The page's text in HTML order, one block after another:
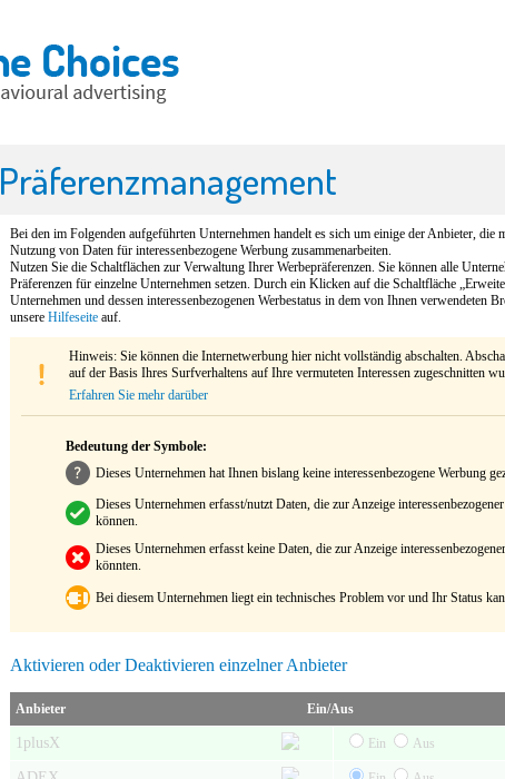
Präferenzmanagement
Bei den im Folgenden aufgeführten Unternehmen handelt es sich um einige der Anbieter, die
Nutzung von Daten für interessenbezogene Werbung zusammenarbeiten.
Nutzen Sie die Schaltflächen zur Verwaltung Ihrer Werbepräferenzen. Sie können alle
Präferenzen für einzelne Unternehmen setzen. Durch ein Klicken auf die Schaltfläche
Unternehmen und dessen interessenbezogenen Werbestatus in dem von Ihnen verwendeten
unsere Hilfeseite auf.
Hinweis: Sie können die Internetwerbung hier nicht vollständig abschalten.
auf der Basis Ihres Surfverhaltens auf Ihre vermuteten Interessen zugeschnitten
Erfahren Sie mehr darüber
Bedeutung der Symbole:
Dieses Unternehmen hat Ihnen bislang keine interessenbezogene Werbung
Dieses Unternehmen erfasst/nutzt Daten, die zur Anzeige
können.
Dieses Unternehmen erfasst keine Daten, die zur Anzeige
könnten.
Bei diesem Unternehmen liegt ein technisches Problem vor und Ihr Status